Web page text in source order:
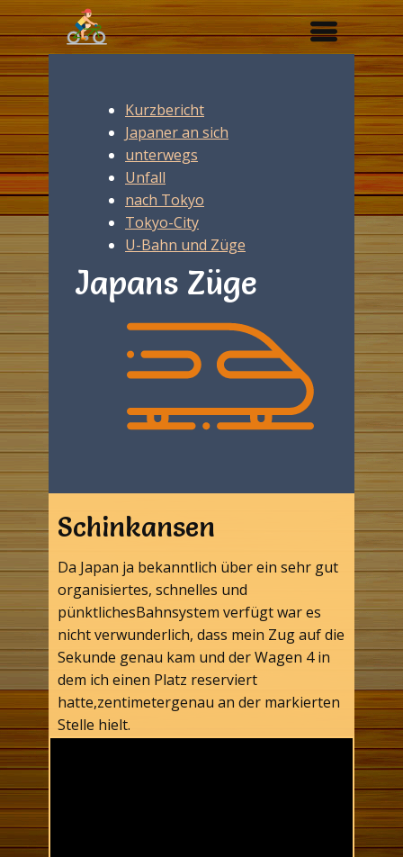
Kurzbericht
Japaner an sich
unterwegs
Unfall
nach Tokyo
Tokyo-City
U-Bahn und Züge
Japans Züge
Schinkansen
Da Japan ja bekanntlich über ein sehr gut
organisiertes, schnelles und
pünktlichesBahnsystem verfügt war es
nicht verwunderlich, dass mein Zug auf die
Sekunde genau kam und der Wagen 4 in
dem ich einen Platz reserviert
hatte,zentimetergenau an der markierten
Stelle hielt.